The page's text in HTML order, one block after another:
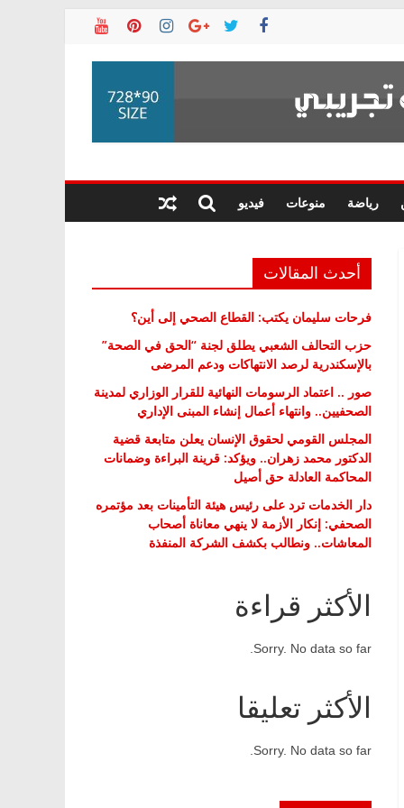
رياضة منوعات فيديو
أحدث المقالات
فرحات سليمان يكتب: القطاع الصحي إلى أين؟
حزب التحالف الشعبي يطلق لجنة “الحق في الصحة”
بالإسكندرية لرصد الانتهاكات ودعم المرضى
صور .. اعتماد الرسومات النهائية للقرار الوزاري لمدينة
الصحفيين.. وانتهاء أعمال إنشاء المبنى الإداري
المجلس القومي لحقوق الإنسان يعلن متابعة قضية
الدكتور محمد زهران.. ويؤكد: قرينة البراءة وضمانات
المحاكمة العادلة حق أصيل
دار الخدمات ترد على رئيس هيئة التأمينات بعد مؤتمره
الصحفي: إنكار الأزمة لا ينهي معاناة أصحاب
المعاشات.. ونطالب بكشف الشركة المنفذة
الأكثر قراءة
Sorry. No data so far.
الأكثر تعليقا
Sorry. No data so far.